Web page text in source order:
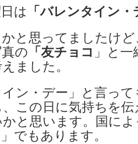
は 「バレンタイン
と思ってましたけ
の 「友チョコ 」と
ました。
イン・デー」と言っ
この日に気持ちを
と思います。国に
でもあります。